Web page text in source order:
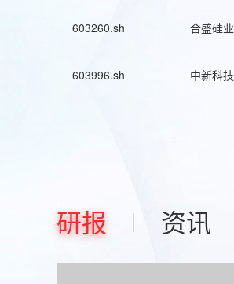
603260.sh 合盛硅业
603996.sh 中新科技
研报 资讯